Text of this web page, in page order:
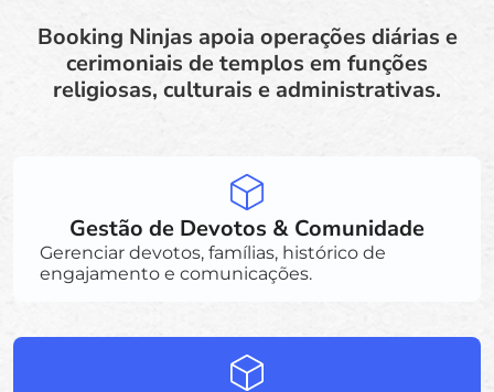
Booking Ninjas apoia operações diárias e
cerimoniais de templos em funções
religiosas, culturais e administrativas.
Gestão de Devotos & Comunidade
Gerenciar devotos, famílias, histórico de
engajamento e comunicações.